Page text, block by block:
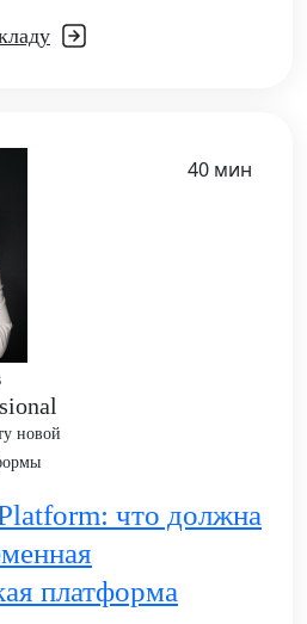
новой
40 мин
что должна
платформа